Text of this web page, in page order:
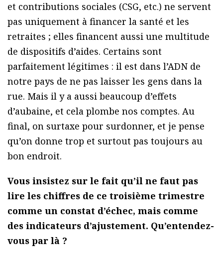
et contributions sociales (CSG, etc.) ne servent
pas uniquement à financer la santé et les
retraites ; elles financent aussi une multitude
de dispositifs d’aides. Certains sont
parfaitement légitimes : il est dans l’ADN de
notre pays de ne pas laisser les gens dans la
rue. Mais il y a aussi beaucoup d’effets
d’aubaine, et cela plombe nos comptes. Au
final, on surtaxe pour surdonner, et je pense
qu’on donne trop et surtout pas toujours au
bon endroit.
Vous insistez sur le fait qu’il ne faut pas
lire les chiffres de ce troisième trimestre
comme un constat d’échec, mais comme
des indicateurs d’ajustement. Qu’entendez-
vous par là ?